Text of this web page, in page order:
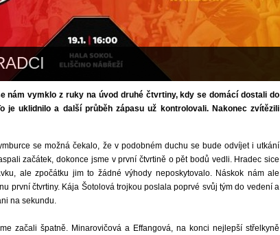
nám vymklo z ruky na úvod druhé čtvrtiny, kdy se domácí dostali do
je uklidnilo a další průběh zápasu už kontrolovali. Nakonec zvítězili
se možná čekalo, že v podobném duchu se bude odvíjet i utkání
začátek, dokonce jsme v první čtvrtině o pět bodů vedli. Hradec sice
ale zpočátku jim to žádné výhody neposkytovalo. Náskok nám ale
první čtvrtiny. Kája Šotolová trojkou poslala poprvé svůj tým do vedení a
na sekundu.
začali špatně. Minarovičová a Effangová, na konci nejlepší střelkyně